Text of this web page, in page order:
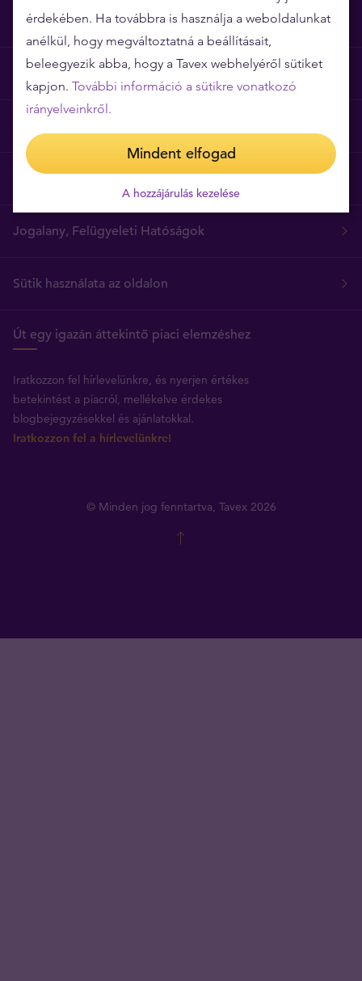
Miért épp a Tavex?
Árgarancia
Általános szerződési feltételek
Jogalany, Felügyeleti Hatóságok
Sütik használata az oldalon
Út egy igazán áttekintő piaci elemzéshez
Iratkozzon fel hírlevelünkre, és nyerjen értékes
betekintést a piacról, mellékelve érdekes
blogbejegyzésekkel és ajánlatokkal.
Iratkozzon fel a hírlevelünkre!
© Minden jog fenntartva, Tavex 2026
érdekében. Ha továbbra is használja a weboldalunkat
anélkül, hogy megváltoztatná a beállításait,
beleegyezik abba, hogy a Tavex webhelyéről sütiket
kapjon. További információ a sütikre vonatkozó
irányelveinkről.
Mindent elfogad
A hozzájárulás kezelése